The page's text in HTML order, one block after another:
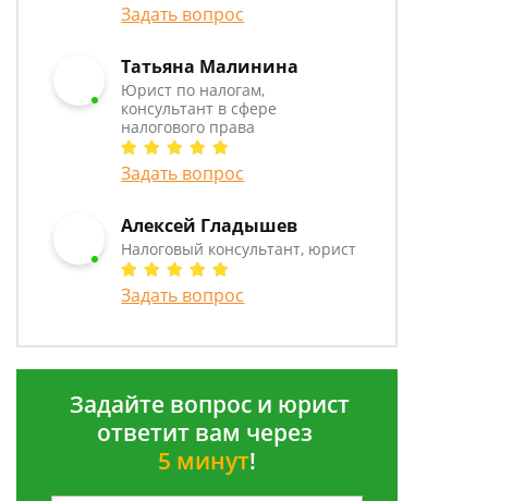
Задать вопрос
Татьяна Малинина
Юрист по налогам,
консультант в сфере
налогового права
Задать вопрос
Алексей Гладышев
Налоговый консультант, юрист
Задать вопрос
Задайте вопрос и юрист
ответит вам через
5 минут!